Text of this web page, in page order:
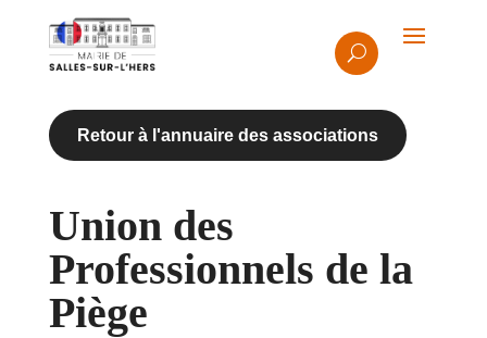
Retour à l'annuaire des associations
Union des
Professionnels de la
Piège